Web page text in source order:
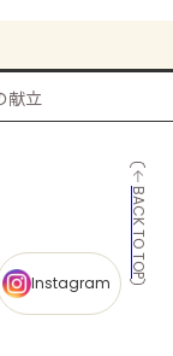
献立
BACK TO TOP
Instagram